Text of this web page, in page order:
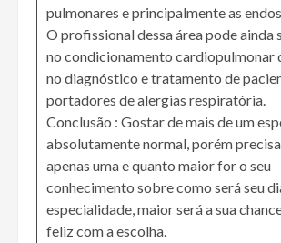
pulmonares e principalmente as
O profissional dessa área pode ainda
no condicionamento cardiopulmonar
no diagnóstico e tratamento de
portadores de alergias respiratória.
Conclusão : Gostar de mais de um
absolutamente normal, porém
apenas uma e quanto maior for o seu
conhecimento sobre como será seu
especialidade, maior será a sua
feliz com a escolha.